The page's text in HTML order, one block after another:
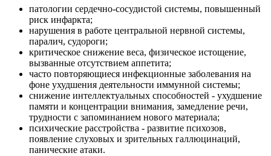
патологии сердечно-сосудистой системы, повышенный
риск инфаркта;
нарушения в работе центральной нервной системы,
паралич, судороги;
критическое снижение веса, физическое истощение,
вызванные отсутствием аппетита;
часто повторяющиеся инфекционные заболевания на
фоне ухудшения деятельности иммунной системы;
снижение интеллектуальных способностей - ухудшение
памяти и концентрации внимания, замедление речи,
трудности с запоминанием нового материала;
психические расстройства - развитие психозов,
появление слуховых и зрительных галлюцинаций,
панические атаки.